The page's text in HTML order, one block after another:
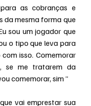
as cobranças e
da mesma forma que
sou um jogador que
o tipo que leva para
isso. Comemorar
se me tratarem da
comemorar, sim ”
vai emprestar sua